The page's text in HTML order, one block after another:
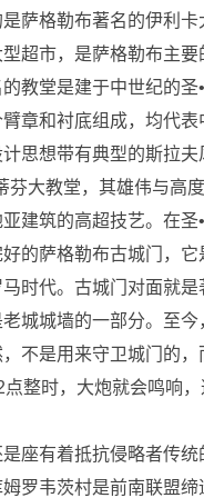
萨格勒布著名的伊利卡
超市，是萨格勒布主要
堂是建于中世纪的圣
章和衬底组成，均代表
思想带有典型的斯拉
芬大教堂，其雄伟与高
建筑的高超技艺。在圣
的萨格勒布古城门，
时代。古城门对面就
城城墙的一部分。至今
不是用来守卫城门的，
点整时，大炮就会鸣响
有着抵抗侵略者传统
罗韦茨村是前南联盟缔